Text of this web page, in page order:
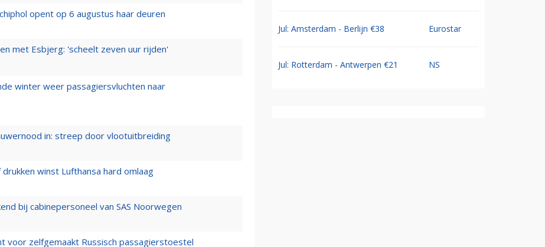
opent op 6 augustus haar deuren
met Esbjerg: 'scheelt zeven uur rijden'
winter weer passagiersvluchten naar
in: streep door vlootuitbreiding
winst Lufthansa hard omlaag
bij cabinepersoneel van SAS Noorwegen
voor zelfgemaakt Russisch passagierstoestel
Jul: Amsterdam - Berlijn €38 Eurostar
Jul: Rotterdam - Antwerpen €21 NS